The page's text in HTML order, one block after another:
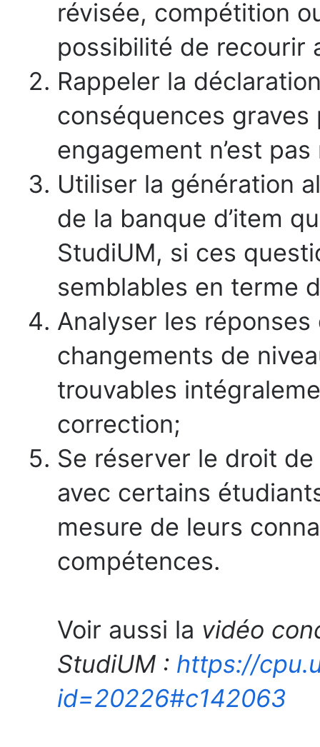
révisée, compétition
possibilité de recourir
Rappeler la
conséquences graves
engagement n’est
Utiliser la génération
de la banque d’item
StudiUM, si ces
semblables en terme
Analyser les
changements de
trouvables
correction;
Se réserver le droit
avec certains
mesure de leurs
compétences.
Voir aussi la vidéo
StudiUM : https://
id=20226#c142063